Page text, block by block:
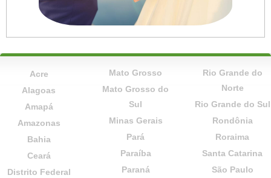
Acre
Alagoas
Amapá
Amazonas
Bahia
Ceará
Distrito Federal
Mato Grosso
Mato Grosso do
Sul
Minas Gerais
Pará
Paraíba
Paraná
Rio Grande do
Norte
Rio Grande do Sul
Rondônia
Roraima
Santa Catarina
São Paulo